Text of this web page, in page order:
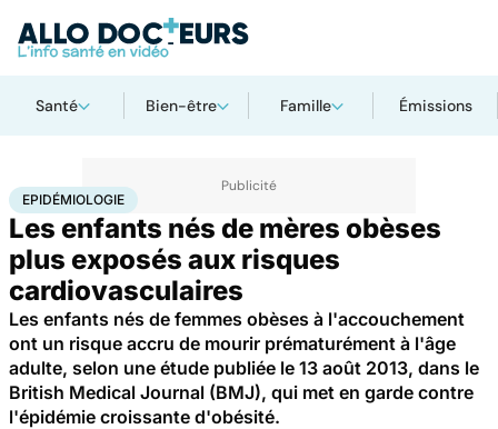
Santé Bien-être Famille Émissions
AccueilBien-êtreNutrition Epidémiologie
EPIDÉMIOLOGIE
Les enfants nés de mères obèses
plus exposés aux risques
cardiovasculaires
Les enfants nés de femmes obèses à l'accouchement
ont un risque accru de mourir prématurément à l'âge
adulte, selon une étude publiée le 13 août 2013, dans le
British Medical Journal (BMJ), qui met en garde contre
l'épidémie croissante d'obésité.